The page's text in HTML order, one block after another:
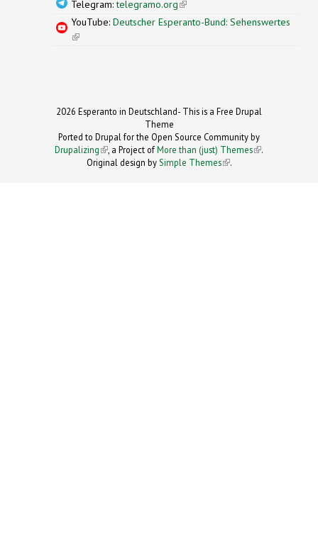
Telegram:telegramo.org(link is external)
YouTube: Deutscher Esperanto-Bund: Sehenswertes
(link is external)
2026 Esperanto in Deutschland- This is a Free Drupal
Theme
Ported to Drupal for the Open Source Community by
Drupalizing(link is external)
, a Project ofMore than (just) Themes (link is
.
Original design bySimple Themes
(link is
.